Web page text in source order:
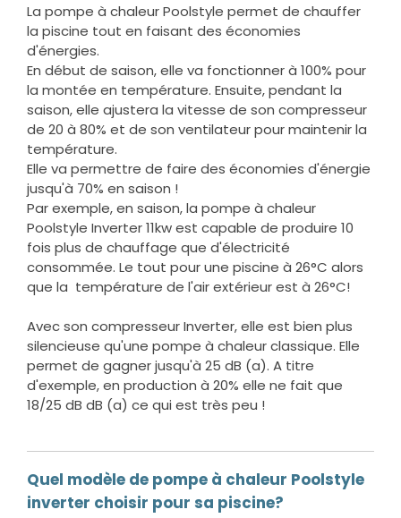
La pompe à chaleur Poolstyle permet de chauffer
la piscine tout en faisant des économies
d'énergies.
En début de saison, elle va fonctionner à 100% pour
la montée en température. Ensuite, pendant la
saison, elle ajustera la vitesse de son compresseur
de 20 à 80% et de son ventilateur pour maintenir la
température.
Elle va permettre de faire des économies d'énergie
jusqu'à 70% en saison !
Par exemple, en saison, la pompe à chaleur
Poolstyle Inverter 11kw est capable de produire 10
fois plus de chauffage que d'électricité
consommée. Le tout pour une piscine à 26°C alors
que la température de l'air extérieur est à 26°C!
Avec son compresseur Inverter, elle est bien plus
silencieuse qu'une pompe à chaleur classique. Elle
permet de gagner jusqu'à 25 dB (a). A titre
d'exemple, en production à 20% elle ne fait que
18/25 dB dB (a) ce qui est très peu !
Quel modèle de pompe à chaleur Poolstyle
inverter choisir pour sa piscine?